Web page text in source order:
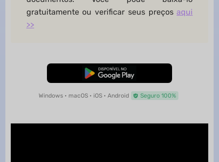
gratuitamente ou verificar seus preçosaqui
>>
Baixar Grátis
Windows • macOS • iOS • Android Seguro 100%